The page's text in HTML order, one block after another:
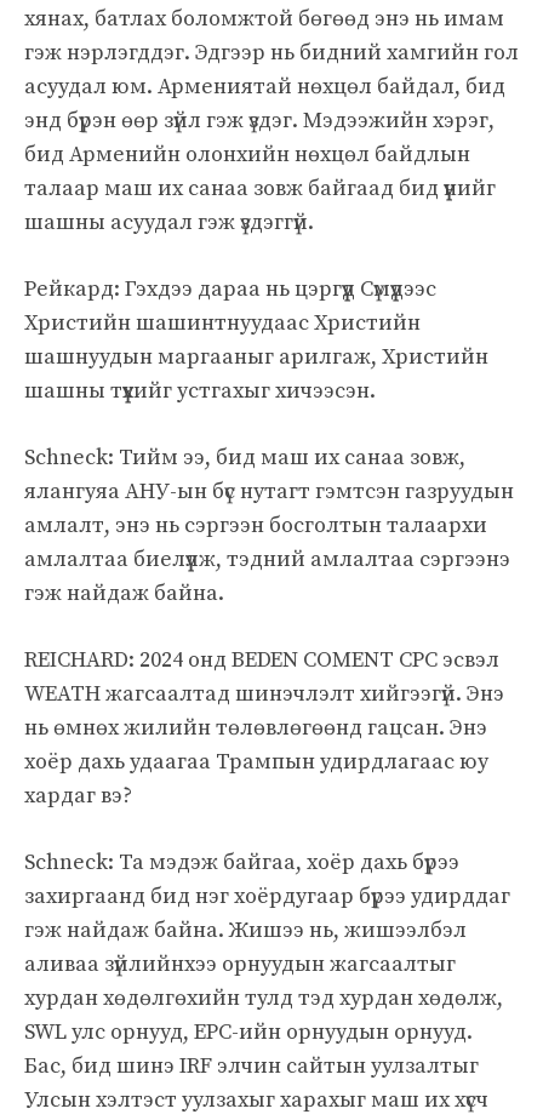
хянах, батлах боломжтой бөгөөд энэ нь имам
гэж нэрлэгддэг. Эдгээр нь бидний хамгийн гол
асуудал юм. Армениятай нөхцөл байдал, бид
энд бүрэн өөр зүйл гэж үздэг. Мэдээжийн хэрэг,
бид Арменийн олонхийн нөхцөл байдлын
талаар маш их санаа зовж байгаад бид үүнийг
шашны асуудал гэж үздэггүй.
Рейкард: Гэхдээ дараа нь цэргүүд Сүмүүдээс
Христийн шашинтнуудаас Христийн
шашнуудын маргааныг арилгаж, Христийн
шашны түүхийг устгахыг хичээсэн.
Schneck: Тийм ээ, бид маш их санаа зовж,
ялангуяа АНУ-ын бүс нутагт гэмтсэн газруудын
амлалт, энэ нь сэргээн босголтын талаархи
амлалтаа биелүүлж, тэдний амлалтаа сэргээнэ
гэж найдаж байна.
REICHARD: 2024 онд BEDEN COMENT CPC эсвэл
WEATH жагсаалтад шинэчлэлт хийгээгүй. Энэ
нь өмнөх жилийн төлөвлөгөөнд гацсан. Энэ
хоёр дахь удаагаа Трампын удирдлагаас юу
хардаг вэ?
Schneck: Та мэдэж байгаа, хоёр дахь бүрээ
захиргаанд бид нэг хоёрдугаар бүрээ удирддаг
гэж найдаж байна. Жишээ нь, жишээлбэл
аливаа зүйлийнхээ орнуудын жагсаалтыг
хурдан хөдөлгөхийн тулд тэд хурдан хөдөлж,
SWL улс орнууд, EPC-ийн орнуудын орнууд.
Бас, бид шинэ IRF элчин сайтын уулзалтыг
Улсын хэлтэст уулзахыг харахыг маш их хүсч